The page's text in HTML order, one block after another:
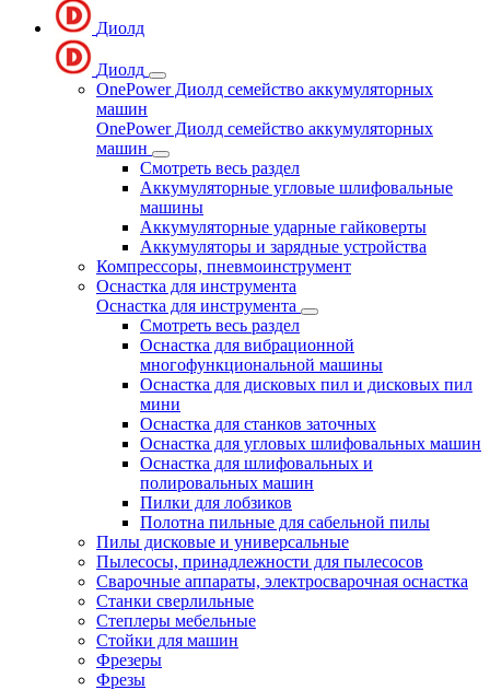
Диолд
Диолд
OnePower Диолд семейство аккумуляторных
машин
OnePower Диолд семейство аккумуляторных
машин
Смотреть весь раздел
Аккумуляторные угловые шлифовальные
машины
Аккумуляторные ударные гайковерты
Аккумуляторы и зарядные устройства
Компрессоры, пневмоинструмент
Оснастка для инструмента
Оснастка для инструмента
Смотреть весь раздел
Оснастка для вибрационной
многофункциональной машины
Оснастка для дисковых пил и дисковых пил
мини
Оснастка для станков заточных
Оснастка для угловых шлифовальных машин
Оснастка для шлифовальных и
полировальных машин
Пилки для лобзиков
Полотна пильные для сабельной пилы
Пилы дисковые и универсальные
Пылесосы, принадлежности для пылесосов
Сварочные аппараты, электросварочная оснастка
Станки сверлильные
Степлеры мебельные
Стойки для машин
Фрезеры
Фрезы